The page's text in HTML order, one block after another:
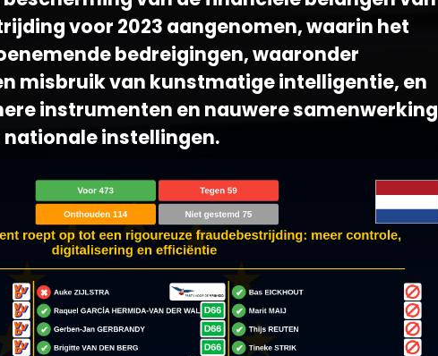
voor 2023 aangenomen, waarin het
bedreigingen, waaronder
misbruik van kunstmatige intelligentie, en
instrumenten en nauwere samenwerking
nationale instellingen.